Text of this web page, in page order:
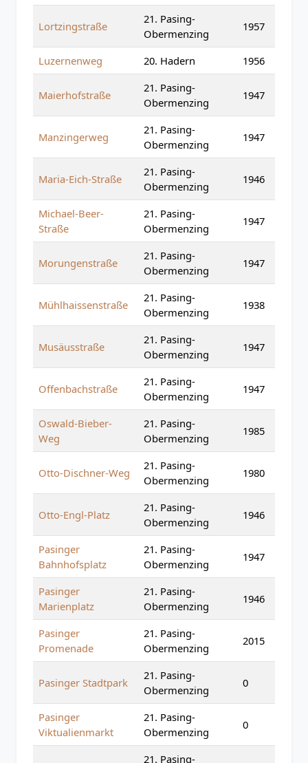
Lortzingstraße
21. Pasing-
Obermenzing
1957
Luzernenweg 20. Hadern 1956
Maierhofstraße
21. Pasing-
Obermenzing
1947
Manzingerweg
21. Pasing-
Obermenzing
1947
Maria-Eich-Straße
21. Pasing-
Obermenzing
1946
Michael-Beer-
Straße
21. Pasing-
Obermenzing
1947
Morungenstraße
21. Pasing-
Obermenzing
1947
Mühlhaissenstraße
21. Pasing-
Obermenzing
1938
Musäusstraße
21. Pasing-
Obermenzing
1947
Offenbachstraße
21. Pasing-
Obermenzing
1947
Oswald-Bieber-
Weg
21. Pasing-
Obermenzing
1985
Otto-Dischner-Weg
21. Pasing-
Obermenzing
1980
Otto-Engl-Platz
21. Pasing-
Obermenzing
1946
Pasinger
Bahnhofsplatz
21. Pasing-
Obermenzing
1947
Pasinger
Marienplatz
21. Pasing-
Obermenzing
1946
Pasinger
Promenade
21. Pasing-
Obermenzing
2015
Pasinger Stadtpark
21. Pasing-
Obermenzing
0
Pasinger
Viktualienmarkt
21. Pasing-
Obermenzing
0
21. Pasing-